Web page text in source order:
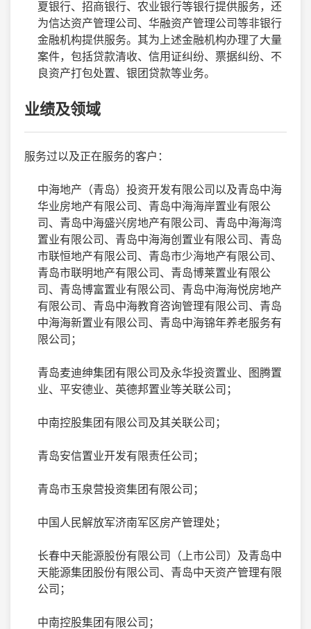
夏银行、招商银行、农业银行等银行提供服务，还
为信达资产管理公司、华融资产管理公司等非银行
金融机构提供服务。其为上述金融机构办理了大量
案件，包括贷款清收、信用证纠纷、票据纠纷、不
良资产打包处置、银团贷款等业务。
业绩及领域
服务过以及正在服务的客户：
中海地产（青岛）投资开发有限公司以及青岛中海
华业房地产有限公司、青岛中海海岸置业有限公
司、青岛中海盛兴房地产有限公司、青岛中海海湾
置业有限公司、青岛中海海创置业有限公司、青岛
市联恒地产有限公司、青岛市少海地产有限公司、
青岛市联明地产有限公司、青岛博莱置业有限公
司、青岛博富置业有限公司、青岛中海海悦房地产
有限公司、青岛中海教育咨询管理有限公司、青岛
中海海新置业有限公司、青岛中海锦年养老服务有
限公司；
青岛麦迪绅集团有限公司及永华投资置业、图腾置
业、平安德业、英德邦置业等关联公司；
中南控股集团有限公司及其关联公司；
青岛安信置业开发有限责任公司；
青岛市玉泉营投资集团有限公司；
中国人民解放军济南军区房产管理处；
长春中天能源股份有限公司（上市公司）及青岛中
天能源集团股份有限公司、青岛中天资产管理有限
公司；
中南控股集团有限公司；